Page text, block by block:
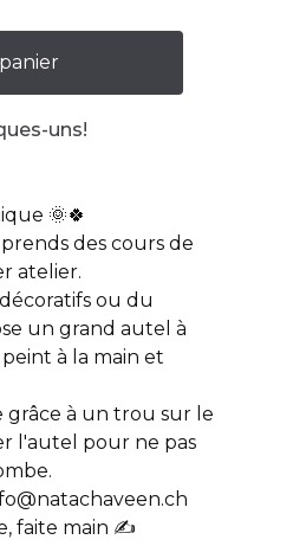
uns!
🌞🍀
des cours de
atelier.
ou du
un grand autel à
à la main et
grâce à un trou sur le
l'autel pour ne pas
faite main ✍️